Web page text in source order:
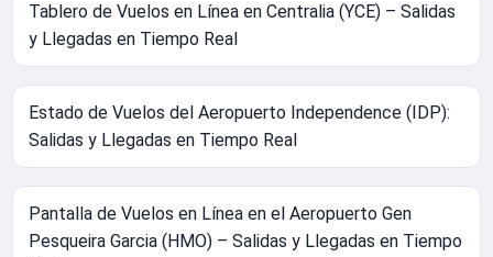
Tablero de Vuelos en Línea en Centralia (YCE) – Salidas
y Llegadas en Tiempo Real
Estado de Vuelos del Aeropuerto Independence (IDP):
Salidas y Llegadas en Tiempo Real
Pantalla de Vuelos en Línea en el Aeropuerto Gen
Pesqueira Garcia (HMO) – Salidas y Llegadas en Tiempo